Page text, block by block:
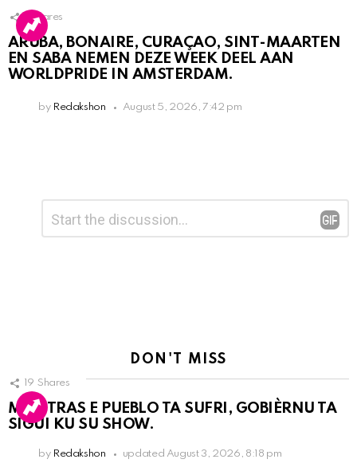
Shares
ARUBA, BONAIRE, CURAÇAO, SINT-MAARTEN
EN SABA NEMEN DEZE WEEK DEEL AAN
WORLDPRIDE IN AMSTERDAM.
by Redakshon August 5, 2026, 7:42 pm
Reply
DON'T MISS
19 Shares
MIENTRAS E PUEBLO TA SUFRI, GOBIÈRNU TA
SIGUI KU SU SHOW.
by Redakshon updated August 3, 2026, 8:18 pm